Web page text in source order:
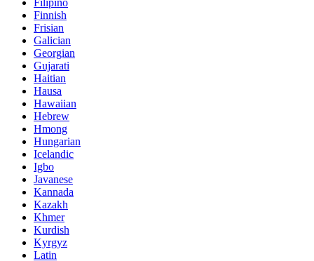
Finnish
Frisian
Galician
Georgian
Gujarati
Haitian
Hausa
Hawaiian
Hebrew
Hmong
Hungarian
Icelandic
Igbo
Javanese
Kannada
Kazakh
Khmer
Kurdish
Kyrgyz
Latin